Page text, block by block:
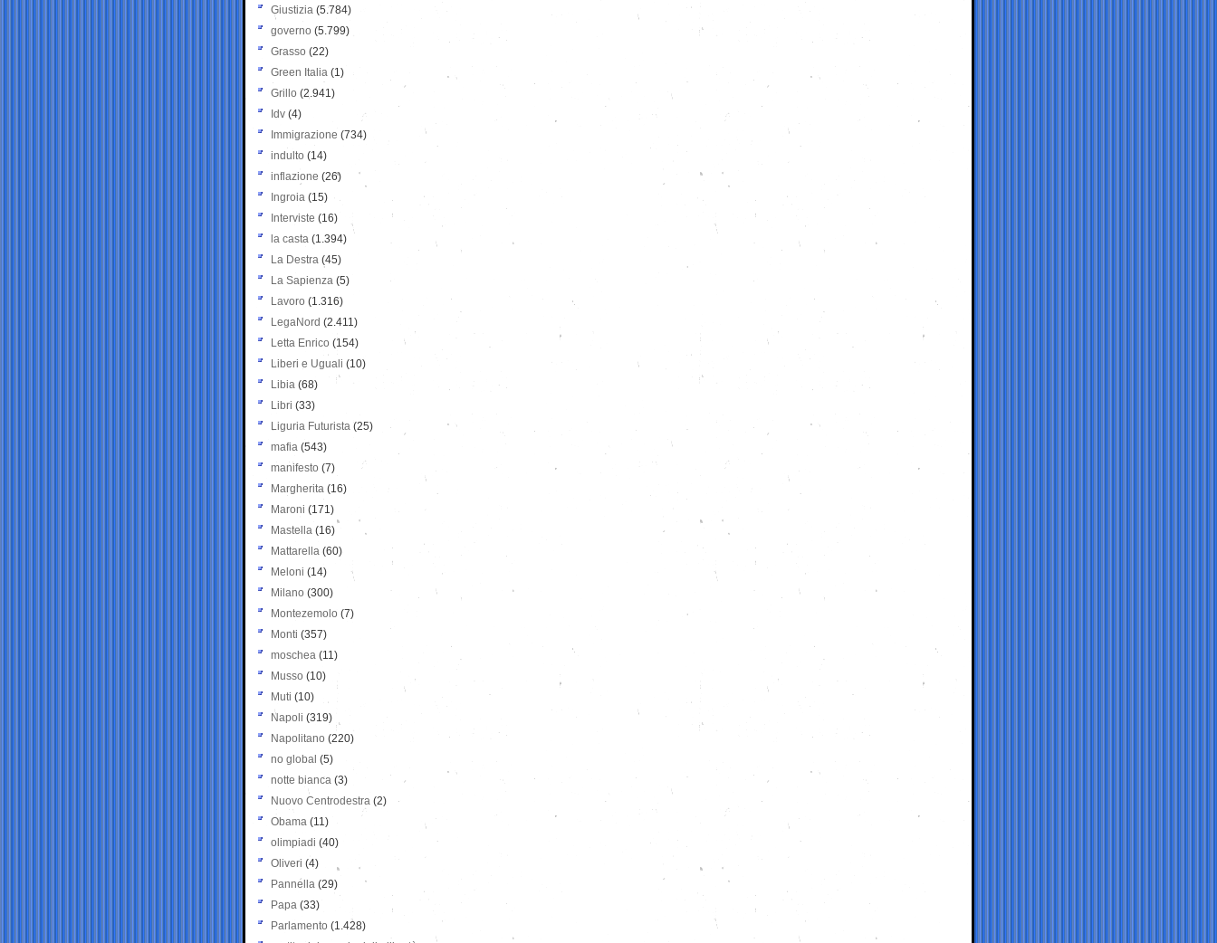
Giustizia (5.784)
governo (5.799)
Grasso (22)
Green Italia (1)
Grillo (2.941)
Idv (4)
Immigrazione (734)
indulto (14)
inflazione (26)
Ingroia (15)
Interviste (16)
la casta (1.394)
La Destra (45)
La Sapienza (5)
Lavoro (1.316)
LegaNord (2.411)
Letta Enrico (154)
Liberi e Uguali (10)
Libia (68)
Libri (33)
Liguria Futurista (25)
mafia (543)
manifesto (7)
Margherita (16)
Maroni (171)
Mastella (16)
Mattarella (60)
Meloni (14)
Milano (300)
Montezemolo (7)
Monti (357)
moschea (11)
Musso (10)
Muti (10)
Napoli (319)
Napolitano (220)
no global (5)
notte bianca (3)
Nuovo Centrodestra (2)
Obama (11)
olimpiadi (40)
Oliveri (4)
Pannella (29)
Papa (33)
Parlamento (1.428)